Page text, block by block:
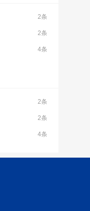
2条
2条
4条
2条
2条
4条